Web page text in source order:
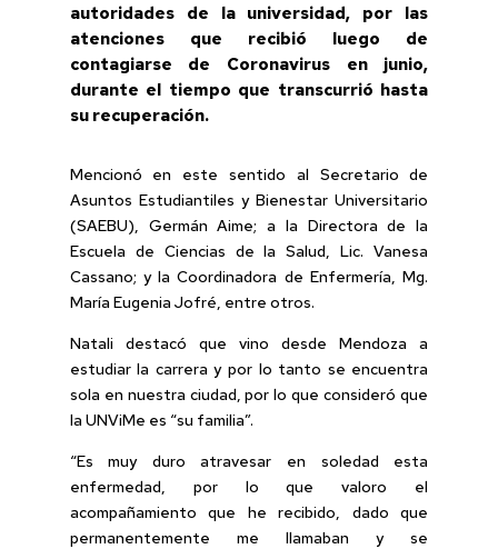
autoridades de la universidad, por las
atenciones que recibió luego de
contagiarse de Coronavirus en junio,
durante el tiempo que transcurrió hasta
su recuperación.
Mencionó en este sentido al Secretario de
Asuntos Estudiantiles y Bienestar Universitario
(SAEBU), Germán Aime; a la Directora de la
Escuela de Ciencias de la Salud, Lic. Vanesa
Cassano; y la Coordinadora de Enfermería, Mg.
María Eugenia Jofré, entre otros.
Natali destacó que vino desde Mendoza a
estudiar la carrera y por lo tanto se encuentra
sola en nuestra ciudad, por lo que consideró que
la UNViMe es “su familia”.
“Es muy duro atravesar en soledad esta
enfermedad, por lo que valoro el
acompañamiento que he recibido, dado que
permanentemente me llamaban y se